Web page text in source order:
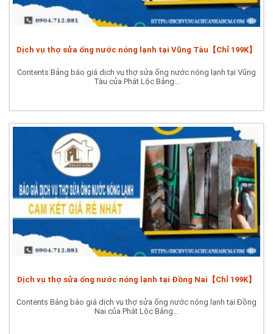
Dịch vụ thợ sửa ống nước nóng lạnh tại Vũng Tàu【Chỉ 199K】
Contents Bảng báo giá dịch vụ thợ sửa ống nước nóng lạnh tại Vũng
Tàu của Phát Lộc Bảng...
Dịch vụ thợ sửa ống nước nóng lạnh tại Đồng Nai【Chỉ 199K】
Contents Bảng báo giá dịch vụ thợ sửa ống nước nóng lạnh tại Đồng
Nai của Phát Lộc Bảng...